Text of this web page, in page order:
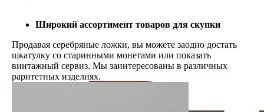
Широкий ассортимент товаров для скупки
Продавая серебряные ложки, вы можете заодно достать
шкатулку со старинными монетами или показать
винтажный сервиз. Мы заинтересованы в различных
раритетных изделиях.